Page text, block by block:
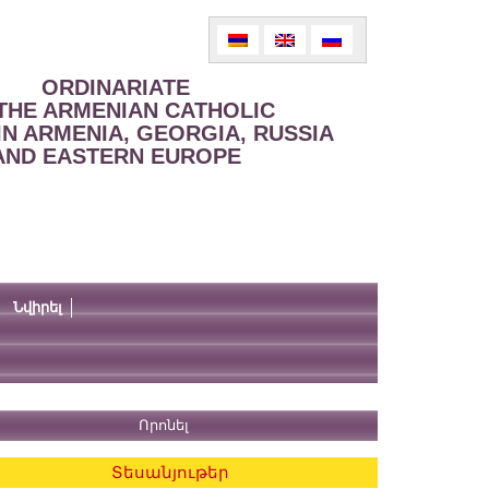
ORDINARIATE
ARMENIAN CATHOLIC
ARMENIA, GEORGIA, RUSSIA
EASTERN EUROPE
Նվիրել
Տեսանյութեր